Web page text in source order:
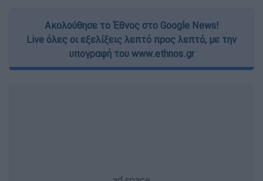
Ακολούθησε το Έθνος στο Google News!
Live όλες οι εξελίξεις λεπτό προς λεπτό, με την
υπογραφή του www.ethnos.gr